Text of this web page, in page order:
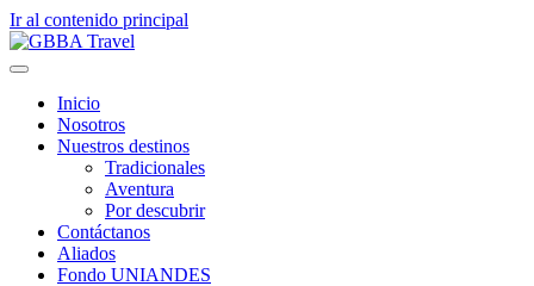
Ir al contenido principal
Inicio
Nosotros
Nuestros destinos
Tradicionales
Aventura
Por descubrir
Contáctanos
Aliados
Fondo UNIANDES